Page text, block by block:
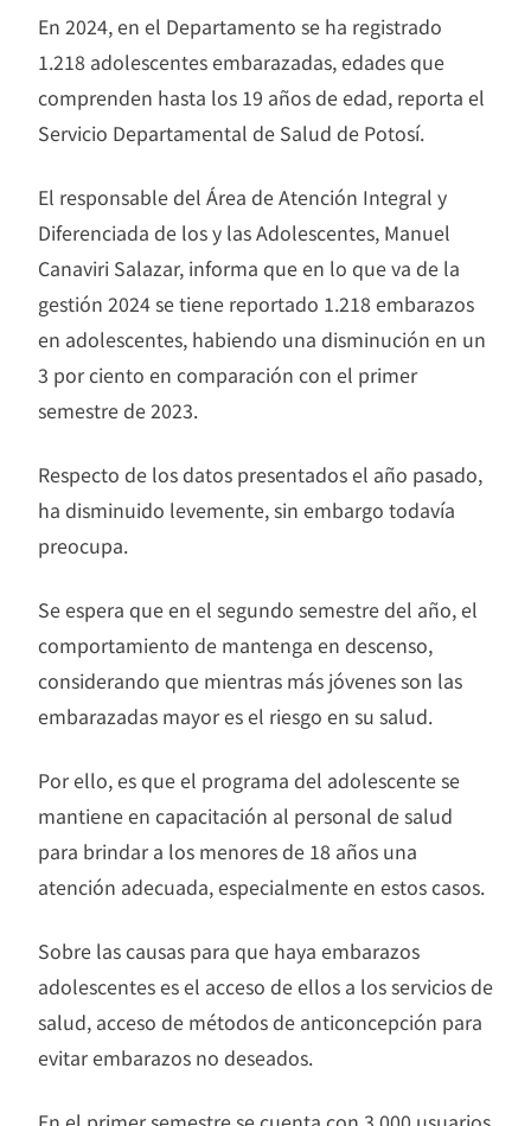
En 2024, en el Departamento se ha registrado
1.218 adolescentes embarazadas, edades que
comprenden hasta los 19 años de edad, reporta el
Servicio Departamental de Salud de Potosí.
El responsable del Área de Atención Integral y
Diferenciada de los y las Adolescentes, Manuel
Canaviri Salazar, informa que en lo que va de la
gestión 2024 se tiene reportado 1.218 embarazos
en adolescentes, habiendo una disminución en un
3 por ciento en comparación con el primer
semestre de 2023.
Respecto de los datos presentados el año pasado,
ha disminuido levemente, sin embargo todavía
preocupa.
Se espera que en el segundo semestre del año, el
comportamiento de mantenga en descenso,
considerando que mientras más jóvenes son las
embarazadas mayor es el riesgo en su salud.
Por ello, es que el programa del adolescente se
mantiene en capacitación al personal de salud
para brindar a los menores de 18 años una
atención adecuada, especialmente en estos casos.
Sobre las causas para que haya embarazos
adolescentes es el acceso de ellos a los servicios de
salud, acceso de métodos de anticoncepción para
evitar embarazos no deseados.